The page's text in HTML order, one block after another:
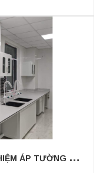
S
ẢN XUẤT, LẮP ĐẶT BÀN THÍ NGHIỆM ÁP TƯỜNG CÓ CHẬU RỬA